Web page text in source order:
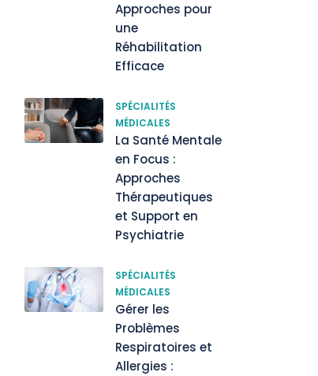
Approches pour
une
Réhabilitation
Efficace
SPÉCIALITÉS
MÉDICALES
La Santé Mentale
en Focus :
Approches
Thérapeutiques
et Support en
Psychiatrie
SPÉCIALITÉS
MÉDICALES
Gérer les
Problèmes
Respiratoires et
Allergies :